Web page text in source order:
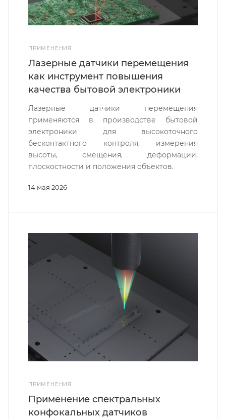
ПРИМЕНЕНИЯ
14 мая 2026
Лазерные датчики перемещения
как инструмент повышения
качества бытовой электроники
Лазерные датчики перемещения
применяются в производстве бытовой
электроники для высокоточного
бесконтактного контроля, измерения
высоты, смещения, деформации,
плоскостности и положения объектов.
ПРИМЕНЕНИЯ
Применение спектральных
конфокальных датчиков